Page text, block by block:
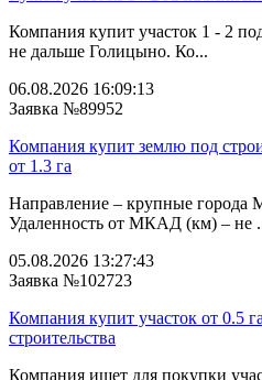
Компания купит участок 1 - 2
не дальше Голицыно. Ко...
06.08.2026 16:09:13
Заявка №89952
Компания купит землю под
от 1.3 га
Направление – крупные города
Удаленность от МКАД (км) – не
05.08.2026 13:27:43
Заявка №102723
Компания купит участок от 0.5
строительства
Компания ищет для покупки